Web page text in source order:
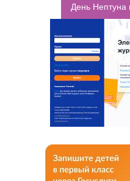
День Нептуна